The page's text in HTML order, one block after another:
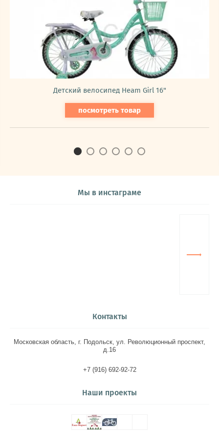
Детский велосипед Heam Girl 16"
посмотреть товар
Мы в инстаграме
Контакты
Московская область, г. Подольск, ул. Революционный проспект,
д.16
+7 (916) 692-92-72
Наши проекты